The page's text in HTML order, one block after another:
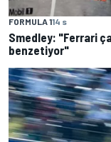
FORMULA 114 s
Smedley: "Ferrari
benzetiyor"